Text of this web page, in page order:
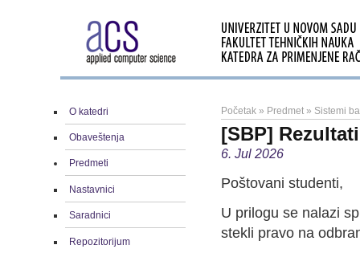
O katedri
Obaveštenja
Predmeti
Nastavnici
Saradnici
Repozitorijum
Početak » Predmet » Sistemi
[SBP]
6. Jul 2026
Poštovani studenti,
U prilogu se nalazi
stekli pravo na